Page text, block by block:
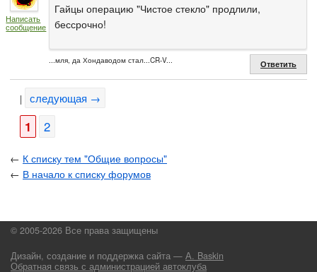
Написать
сообщение
Гайцы операцию "Чистое стекло" продлили,
бессрочно!
...мля, да Хондаводом стал...CR-V... Ответить
| следующая →
1 2
← К списку тем "Общие вопросы"
← В начало к списку форумов
© 2005-2026 Все права защищены
Дизайн, создание и поддержка сайта — А. Baskin
Обратная связь с администрацией автоклуба